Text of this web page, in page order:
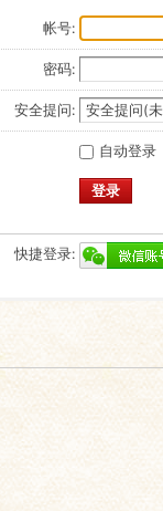
帐号:
密码:
安全提问:
自动登录
登录
快捷登录: